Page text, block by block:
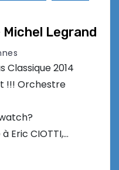
Michel Legrand
Classique 2014
!!! Orchestre
Eric CIOTTI,…